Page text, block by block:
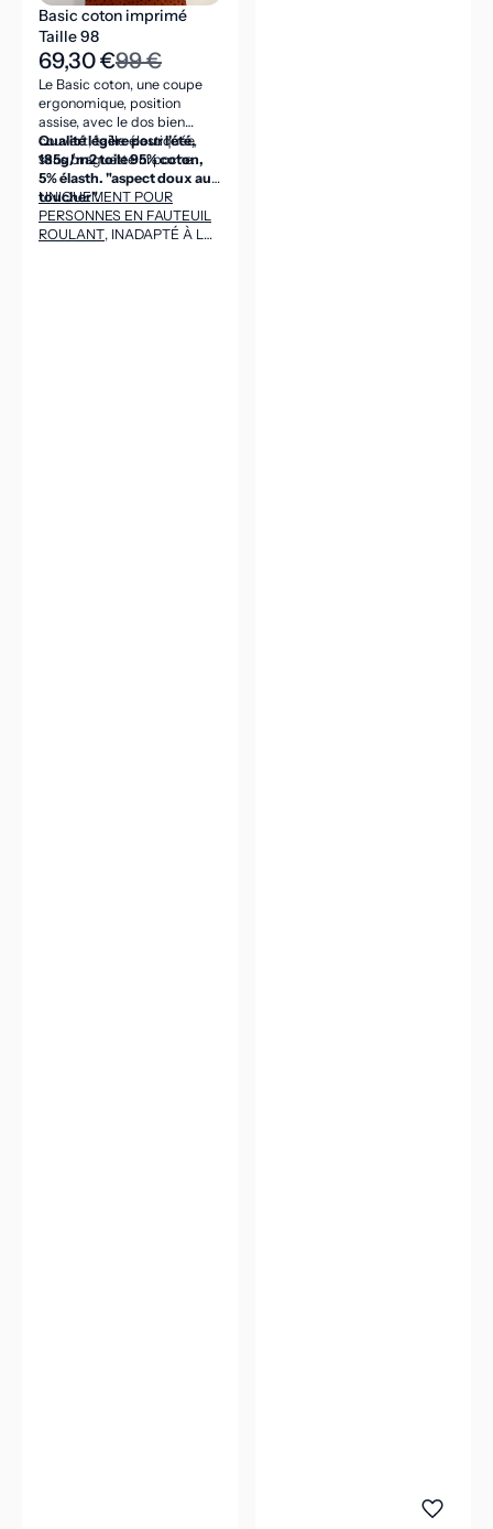
Basic coton imprimé
Taille 98
69,30 €99 €
Le Basic coton, une coupe
ergonomique, position
assise, avec le dos bien
couvert, taille élastiquée,
sans braguette ni poche.
Qualité légère pour l'été,
185g/m2 toile 95% coton,
5% élasth. "aspect doux au
toucher".
UNIQUEMENT POUR
PERSONNES EN FAUTEUIL
ROULANT, INADAPTÉ À LA